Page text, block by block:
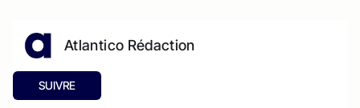
Atlantico Rédaction
SUIVRE